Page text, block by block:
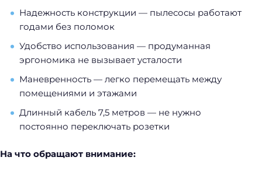
Надежность конструкции — пылесосы работают
годами без поломок
Удобство использования — продуманная
эргономика не вызывает усталости
Маневренность — легко перемещать между
помещениями и этажами
Длинный кабель 7,5 метров — не нужно
постоянно переключать розетки
На что обращают внимание: